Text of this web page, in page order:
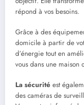
répond à vos besoins.
Grâce à des
domicile à partir de
d’énergie tout en
vous dans une maison
La sécurité est
des caméras de